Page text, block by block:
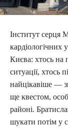
Інститут
кардіологічних
Києва: хтось на
ситуації, хтось
найцікавіше —
ще квестом,
районі.
шукати потім у